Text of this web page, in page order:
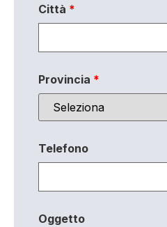
Città *
Provincia *
Telefono
Oggetto